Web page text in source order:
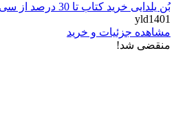
بُن یلدایی خرید کتاب تا 30 درصد از سی بوک
yld1401
مشاهده جزئیات و خرید
منقضی شد!